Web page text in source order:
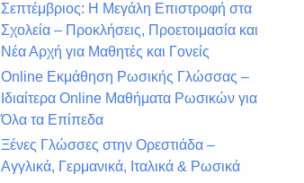
Σεπτέμβριος: Η Μεγάλη Επιστροφή στα
Σχολεία – Προκλήσεις, Προετοιμασία και
Νέα Αρχή για Μαθητές και Γονείς
Online Εκμάθηση Ρωσικής Γλώσσας –
Ιδιαίτερα Online Μαθήματα Ρωσικών για
Όλα τα Επίπεδα
Ξένες Γλώσσες στην Ορεστιάδα –
Αγγλικά, Γερμανικά, Ιταλικά & Ρωσικά